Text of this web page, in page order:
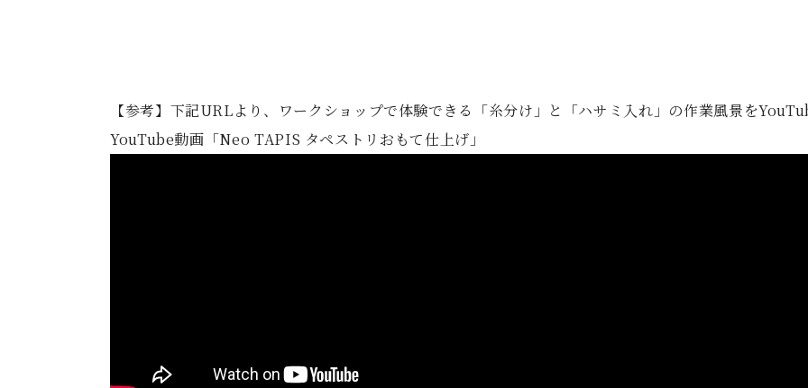
【参考】下記URLより、ワークショップで体験できる「糸分け」と「ハサミ入れ」の作業風景を
YouTube動画「Neo TAPIS タペストリおもて仕上げ」